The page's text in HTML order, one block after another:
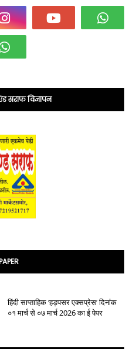
सराफ विज्ञापन
हिंदी साप्ताहिक ‘हड़पसर एक्सप्रेस’ दिनांक
०१ मार्च से ०७ मार्च 2026 का ई पेपर